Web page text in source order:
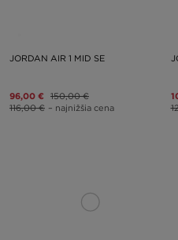
JORDAN AIR 1 MID SE
96,00 € 150,00 €
116,00 € – najnižšia cena